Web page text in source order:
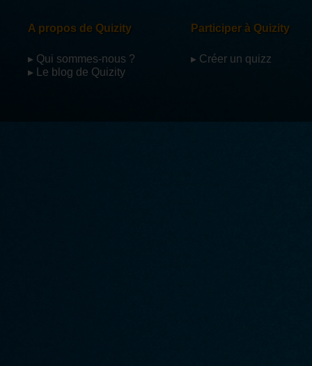
A propos de Quizity
▸ Qui sommes-nous ?
▸ Le blog de Quizity
Participer à Quizity
▸ Créer un quizz